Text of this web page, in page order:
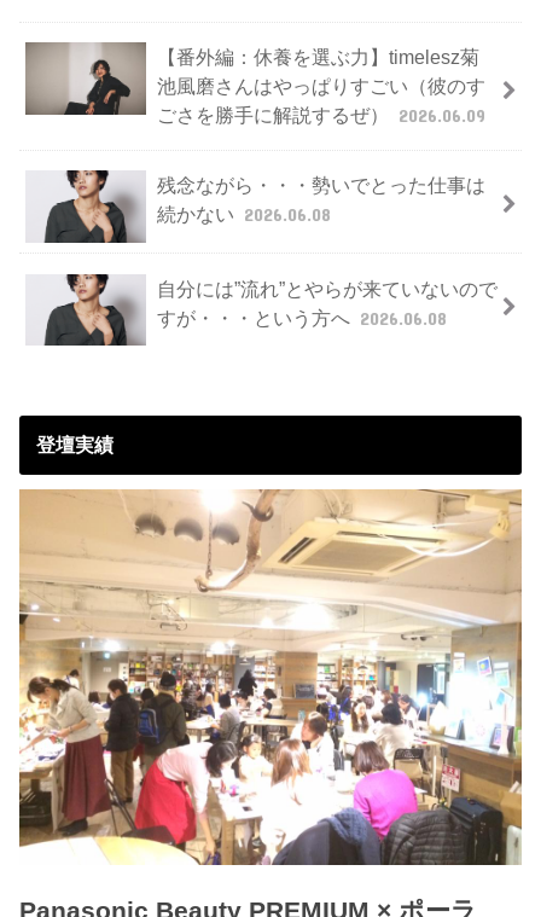
【番外編：休養を選ぶ力】timelesz菊
池風磨さんはやっぱりすごい（彼のす
ごさを勝手に解説するぜ）
2026.06.09
残念ながら・・・勢いでとった仕事は
続かない 2026.06.08
自分には”流れ”とやらが来ていないので
すが・・・という方へ 2026.06.08
登壇実績
Panasonic Beauty PREMIUM × ポーラ